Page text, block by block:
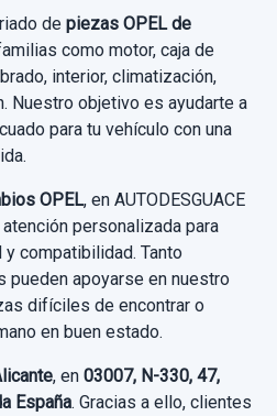
de piezas OPEL de
como motor, caja de
interior, climatización,
Nuestro objetivo es ayudarte a
para tu vehículo con una
OPEL, en AUTODESGUACE
personalizada para
compatibilidad. Tanto
pueden apoyarse en nuestro
difíciles de encontrar o
en buen estado.
, en 03007, N-330, 47,
España. Gracias a ello, clientes